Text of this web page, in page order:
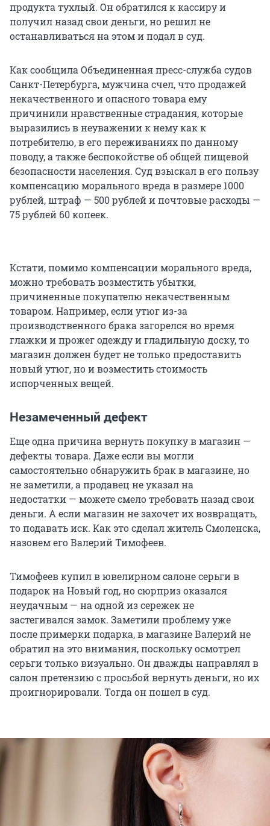
продукта тухлый. Он обратился к кассиру и
получил назад свои деньги, но решил не
останавливаться на этом и подал в суд.
Как сообщила Объединенная пресс-служба судов
Санкт-Петербурга, мужчина счел, что продажей
некачественного и опасного товара ему
причинили нравственные страдания, которые
выразились в неуважении к нему как к
потребителю, в его переживаниях по данному
поводу, а также беспокойстве об общей пищевой
безопасности населения. Суд взыскал в его пользу
компенсацию морального вреда в размере 1000
рублей, штраф — 500 рублей и почтовые расходы —
75 рублей 60 копеек.
Кстати, помимо компенсации морального вреда,
можно требовать возместить убытки,
причиненные покупателю некачественным
товаром. Например, если утюг из-за
производственного брака загорелся во время
глажки и прожег одежду и гладильную доску, то
магазин должен будет не только предоставить
новый утюг, но и возместить стоимость
испорченных вещей.
Незамеченный дефект
Еще одна причина вернуть покупку в магазин —
дефекты товара. Даже если вы могли
самостоятельно обнаружить брак в магазине, но
не заметили, а продавец не указал на
недостатки — можете смело требовать назад свои
деньги. А если магазин не захочет их возвращать,
то подавать иск. Как это сделал житель Смоленска,
назовем его Валерий Тимофеев.
Тимофеев купил в ювелирном салоне серьги в
подарок на Новый год, но сюрприз оказался
неудачным — на одной из сережек не
застегивался замок. Заметили проблему уже
после примерки подарка, в магазине Валерий не
обратил на это внимания, поскольку осмотрел
серьги только визуально. Он дважды направлял в
салон претензию с просьбой вернуть деньги, но их
проигнорировали. Тогда он пошел в суд.